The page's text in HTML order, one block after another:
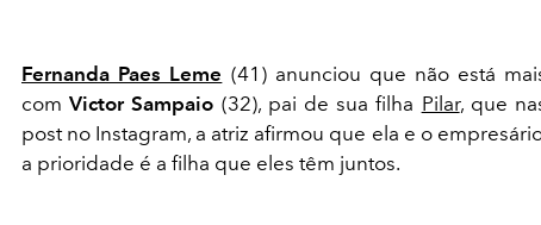
Fernanda Paes Leme (41) anunciou que não está
comVictor Sampaio (32), pai de sua filha Pilar, que
post no Instagram, a atriz afirmou que ela e o
a prioridade é a filha que eles têm juntos.